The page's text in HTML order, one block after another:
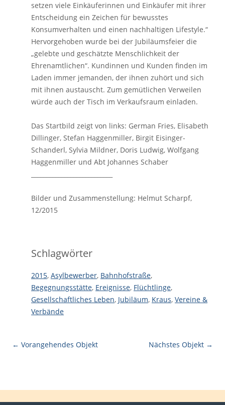
setzen viele Einkäuferinnen und Einkäufer mit ihrer
Entscheidung ein Zeichen für bewusstes
Konsumverhalten und einen nachhaltigen Lifestyle.“
Hervorgehoben wurde bei der Jubiläumsfeier die
„gelebte und geschätzte Menschlichkeit der
Ehrenamtlichen“. Kundinnen und Kunden finden im
Laden immer jemanden, der ihnen zuhört und sich
mit ihnen austauscht. Zum gemütlichen Verweilen
würde auch der Tisch im Verkaufsraum einladen.
Das Startbild zeigt von links: German Fries, Elisabeth
Dillinger, Stefan Haggenmiller, Birgit Eisinger-
Schanderl, Sylvia Mildner, Doris Ludwig, Wolfgang
Haggenmiller und Abt Johannes Schaber
Bilder und Zusammenstellung: Helmut Scharpf,
12/2015
Schlagwörter
2015, Asylbewerber, Bahnhofstraße,
Begegnungsstätte, Ereignisse, Flüchtlinge,
Gesellschaftliches Leben, Jubiläum, Kraus, Vereine &
Verbände
← Vorangehendes Objekt Nächstes Objekt →